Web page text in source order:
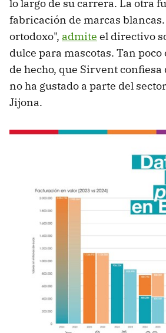
lo largo de su carrera. La otra
fabricación de marcas
ortodoxo", admite el directivo
dulce para mascotas. Tan
de hecho, que Sirvent
no ha gustado a parte del
Jijona.